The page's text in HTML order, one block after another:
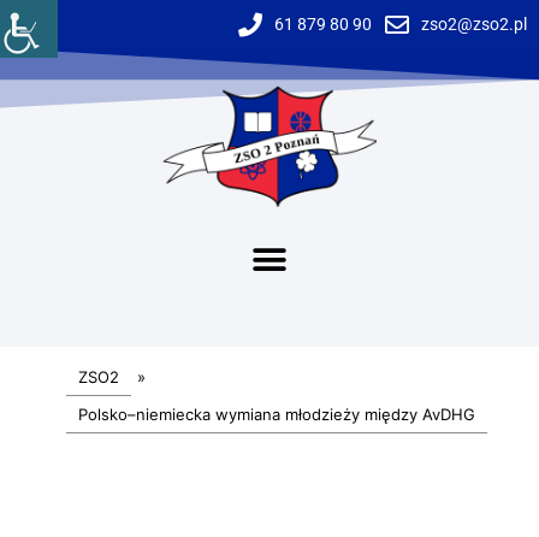
61 879 80 90 zso2@zso2.pl
ZSO2
»
Polsko–niemiecka wymiana młodzieży między AvDHG